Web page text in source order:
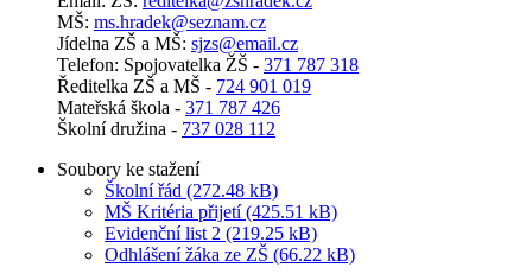
MŠ: ms.hra­dek@se­znam.cz
Jí­del­na ZŠ a MŠ: sjzs@​email.​cz
Telefon: Spojovatelka ŽŠ - 371 787 318
Ředitelka ZŠ a MŠ - 724 901 019
Mateřská škola - 371 787 426
Školní družina - 737 028 112
Soubory ke stažení
Školní řád (272.48 kB)
MŠ Kritéria přijetí (425.51 kB)
Evidenční list 2 (219.25 kB)
Odhlášení žáka ze ZŠ (66.22 kB)